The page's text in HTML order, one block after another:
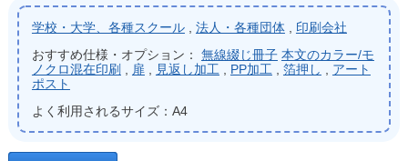
学校・大学、各種スクール, 法人・各種団体, 印刷会社
おすすめ仕様・オプション： 無線綴じ冊子 本文のカラー/モ
ノクロ混在印刷 , 扉, 見返し加工, PP加工, 箔押し , アート
ポスト
よく利用されるサイズ：A4